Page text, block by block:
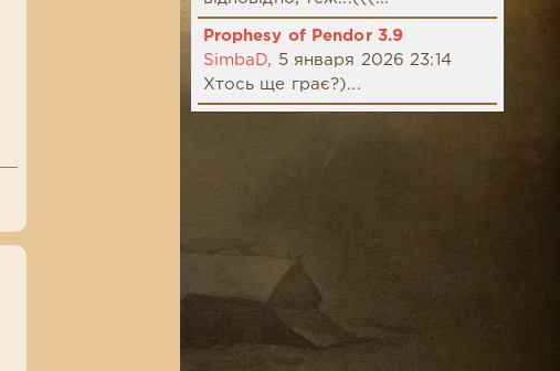
Prophesy of Pendor 3.9
SimbaD,
5 января 2026 23:14
Хтось ще грає?)...